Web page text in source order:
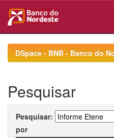
navigationDSpace - BNB - Banco do
Pesquisar
Pesquisar:
por